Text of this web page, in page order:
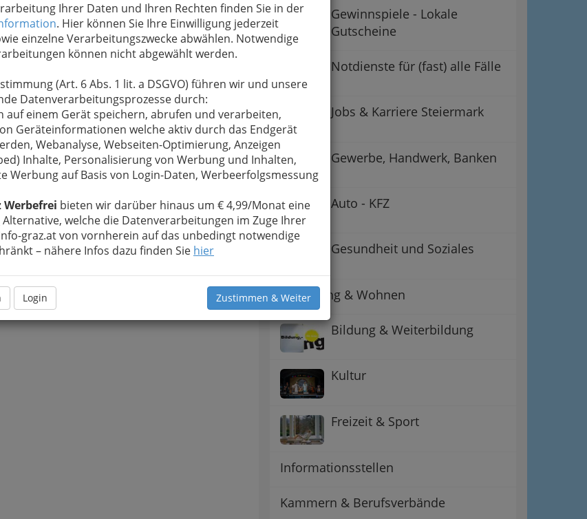
Ihrer Daten und Ihren Rechten finden Sie in der
. Hier können Sie Ihre Einwilligung jederzeit
einzelne Verarbeitungszwecke abwählen. Notwendige
können nicht abgewählt werden.
(Art. 6 Abs. 1 lit. a DSGVO) führen wir und unsere
Datenverarbeitungsprozesse durch:
auf einem Gerät speichern, abrufen und verarbeiten,
Geräteinformationen welche aktiv durch das Endgerät
Webanalyse, Webseiten-Optimierung, Anzeigen
Inhalte, Personalisierung von Werbung und Inhalten,
Werbung auf Basis von Login-Daten, Werbeerfolgsmessung
Werbefrei bieten wir darüber hinaus um € 4,99/Monat eine
Alternative, welche die Datenverarbeitungen im Zuge Ihrer
graz.at von vornherein auf das unbedingt notwendige
– nähere Infos dazu finden Sie hier
Login Zustimmen & Weiter
Navigation
Gewinnspiele - Lokale
Gutscheine
Notdienste für (fast) alle Fälle
Jobs & Karriere Steiermark
Gewerbe, Handwerk, Banken
Auto - KFZ
Gesundheit und Soziales
Betreuung & Wohnen
Bildung & Weiterbildung
Kultur
Freizeit & Sport
Informationsstellen
Kammern & Berufsverbände